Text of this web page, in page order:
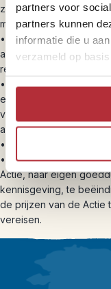
partners voor
partners kunnen
informatie die u
verzameld op
zijn uitgesloten van
maar we laten je niet
• Deze voorwaarden
aangepast worden. Wij
regelmatig te bekijken.
• Op deze
eventuele geschillen
verband houden met
aan de daartoe
• De jury is niet
• In geval van
Actie, naar eigen
kennisgeving, te
de prijzen van de Actie
vereisen.